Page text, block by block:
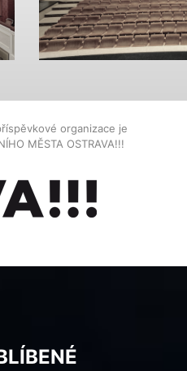
organizace je
MĚSTA OSTRAVA!!!